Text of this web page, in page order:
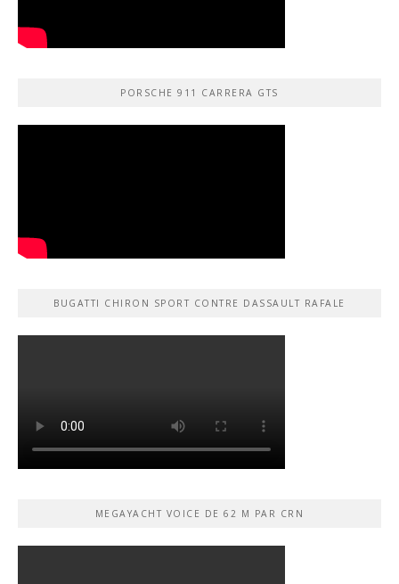
PORSCHE 911 CARRERA GTS
BUGATTI CHIRON SPORT CONTRE DASSAULT RAFALE
MEGAYACHT VOICE DE 62 M PAR CRN